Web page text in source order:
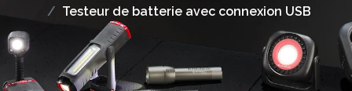
Testeur de batterie avec connexion USB